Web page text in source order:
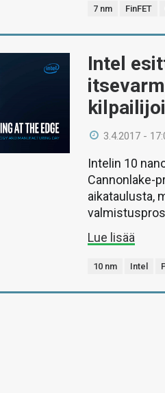
7 nm FinFET
Intel
3.4.2017 -
Intelin 10
Cannonlake-
aikataulusta,
Lue lisää
10 nm Intel